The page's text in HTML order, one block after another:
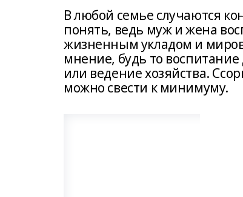
В любой семье случаются
понять, ведь муж и жена
жизненным укладом и
мнение, будь то
или ведение хозяйства.
можно свести к минимуму.